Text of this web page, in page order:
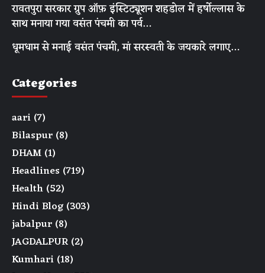
रावतपुरा सरकार ग्रुप ऑफ़ इंस्टिट्यूशन शहडोल में हर्षोल्लास के
साथ मनाया गया वसंत पंचमी का पर्व…
धूमधाम से मनाई वसंत पंचमी, मां सरस्वती के जयकारे लगाए…
Categories
aari (7)
Bilaspur (8)
DHAM (1)
Headlines (719)
Health (52)
Hindi Blog (303)
jabalpur (8)
JAGDALPUR (2)
Kumhari (18)